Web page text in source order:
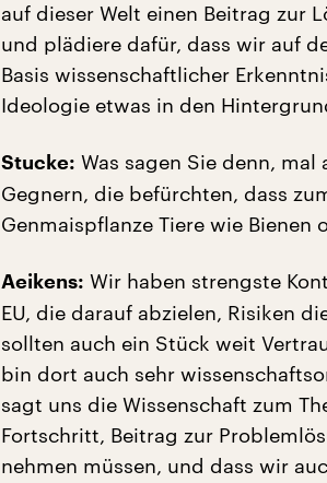
auf dieser Welt einen Beitrag zur
und plädiere dafür, dass wir auf
Basis wissenschaftlicher
Ideologie etwas in den
Stucke: Was sagen Sie denn,
Gegnern, die befürchten, dass
Genmaispflanze Tiere wie
Aeikens: Wir haben strengste
EU, die darauf abzielen, Risiken
sollten auch ein Stück weit
bin dort auch sehr
sagt uns die Wissenschaft zum
Fortschritt, Beitrag zur
nehmen müssen, und dass wir